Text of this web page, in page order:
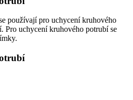
používají pro uchycení kruhového
Pro uchycení kruhového potrubí se